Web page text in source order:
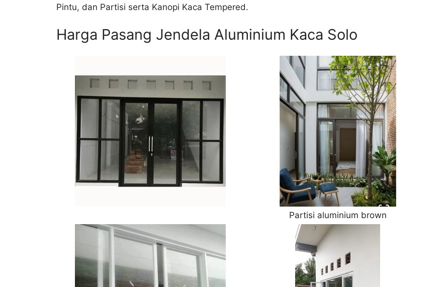
Pintu, dan Partisi serta Kanopi Kaca Tempered.
Harga Pasang Jendela Aluminium Kaca Solo
Partisi aluminium brown